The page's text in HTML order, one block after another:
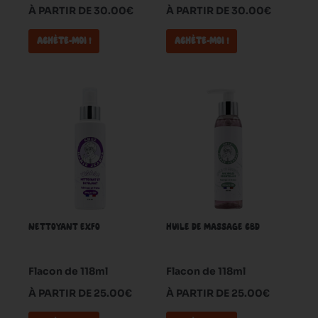
À PARTIR DE 30.00€
ACHÈTE-MOI !
page
du
produit
À PARTIR DE 30.00€
ACHÈTE-MOI !
page
du
produit
NETTOYANT EXFO
Flacon de 118ml
À PARTIR DE 25.00€
plusieurs
variations.
Les
être
sur
page
HUILE DE MASSAGE CBD
Flacon de 118ml
À PARTIR DE 25.00€
plusieurs
variations.
être
sur
page